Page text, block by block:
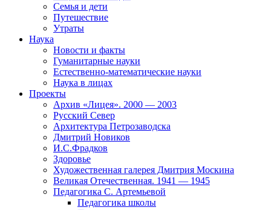
Семья и дети
Путешествие
Утраты
Наука
Новости и факты
Гуманитарные науки
Естественно-математические науки
Наука в лицах
Проекты
Архив «Лицея». 2000 — 2003
Русский Север
Архитектура Петрозаводска
Дмитрий Новиков
И.С.Фрадков
Здоровье
Художественная галерея Дмитрия Москина
Великая Отечественная. 1941 — 1945
Педагогика С. Артемьевой
Педагогика школы